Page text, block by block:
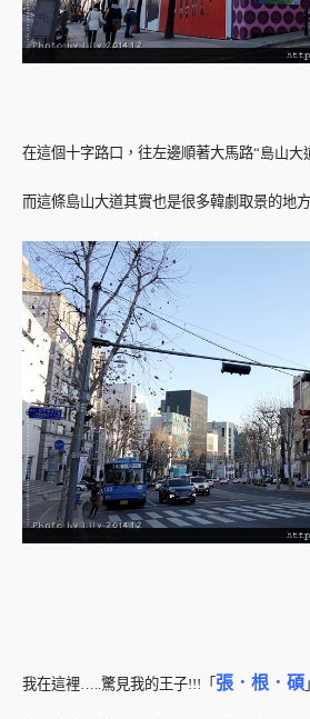
在這個十字路口，往左邊順著大馬路“島山大
而這條島山大道其實也是很多韓劇取景的地方
我在這裡…..驚見我的王子!!!「 張．根．碩 」